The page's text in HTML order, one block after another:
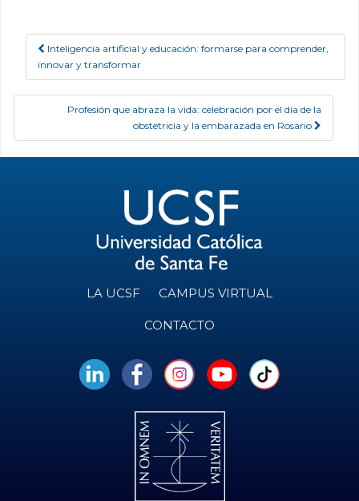
Post navigation
Inteligencia artificial y educación: formarse para comprender,
innovar y transformar
Profesión que abraza la vida: celebración por el día de la
obstetricia y la embarazada en Rosario
LA UCSF CAMPUS VIRTUAL
CONTACTO